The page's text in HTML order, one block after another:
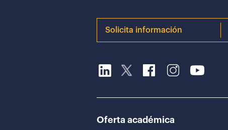
Solicita información
Oferta académica